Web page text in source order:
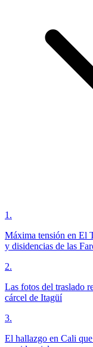
1 .
Máxima tensión en El
y disidencias de las
2.
Las fotos del traslado
cárcel de Itagüí
3.
El hallazgo en Cali